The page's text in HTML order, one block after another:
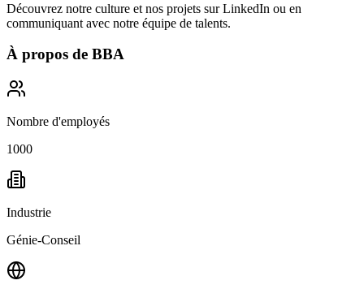
Découvrez notre culture et nos projets surLinkedIn ou en
communiquant avec notre équipe de talents.
À propos de BBA
Nombre d'employés
1000
Industrie
Génie-Conseil